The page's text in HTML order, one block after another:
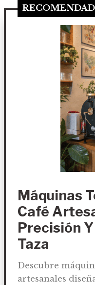
Máquinas
Café
Precisión
Taza
Descubre
artesanales